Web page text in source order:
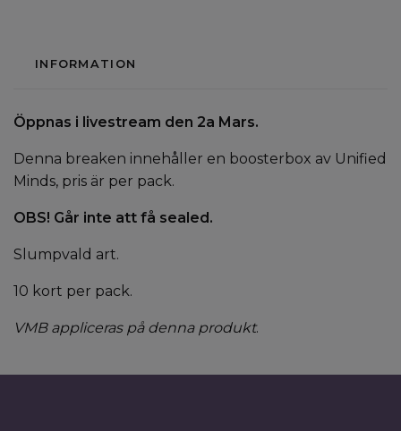
INFORMATION
Öppnas i livestream den 2a Mars.
Denna breaken innehåller en boosterbox av Unified
Minds, pris är per pack.
OBS! Går inte att få sealed.
Slumpvald art.
10 kort per pack.
VMB appliceras på denna produkt.